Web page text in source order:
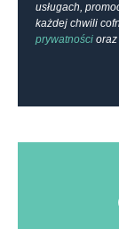
usługach,
każdej chwili
prywatności oraz